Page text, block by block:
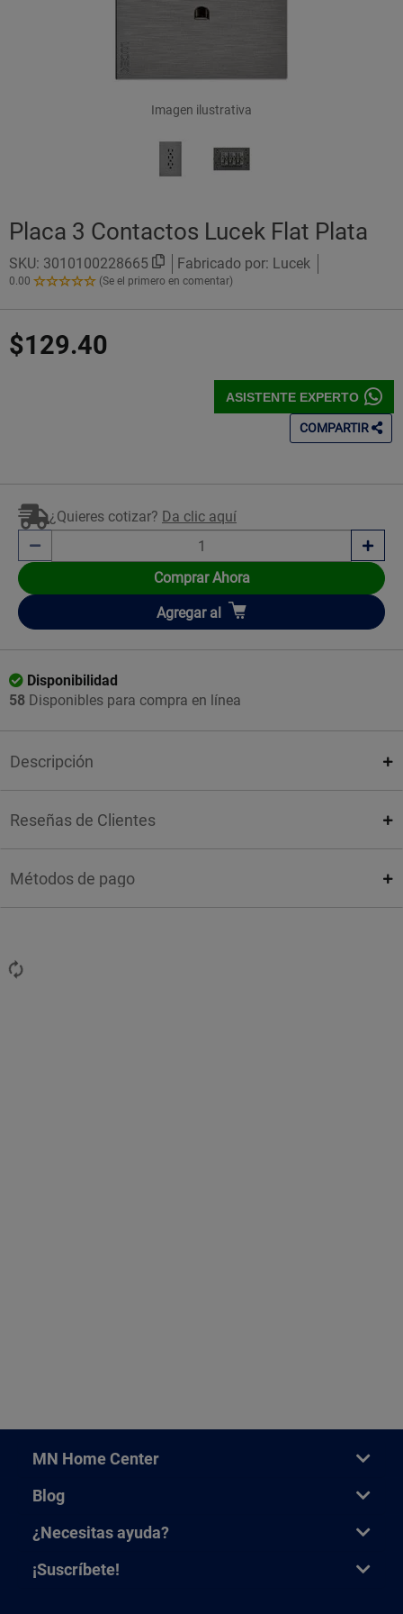
Imagen ilustrativa
Placa 3 Contactos Lucek Flat Plata
SKU: 3010100228665 Fabricado por: Lucek
0.00
0.00
Estrellas!
(Se el primero en comentar)
$129.40
ASISTENTE EXPERTO
COMPARTIR
¿Quieres cotizar? Da clic aquí
Comprar Ahora
Añadir
Agregar al
Disponibilidad
58 Disponibles para compra en línea
Descripción
Reseñas de Clientes
Métodos de pago
MN Home Center
Blog
¿Necesitas ayuda?
¡Suscríbete!